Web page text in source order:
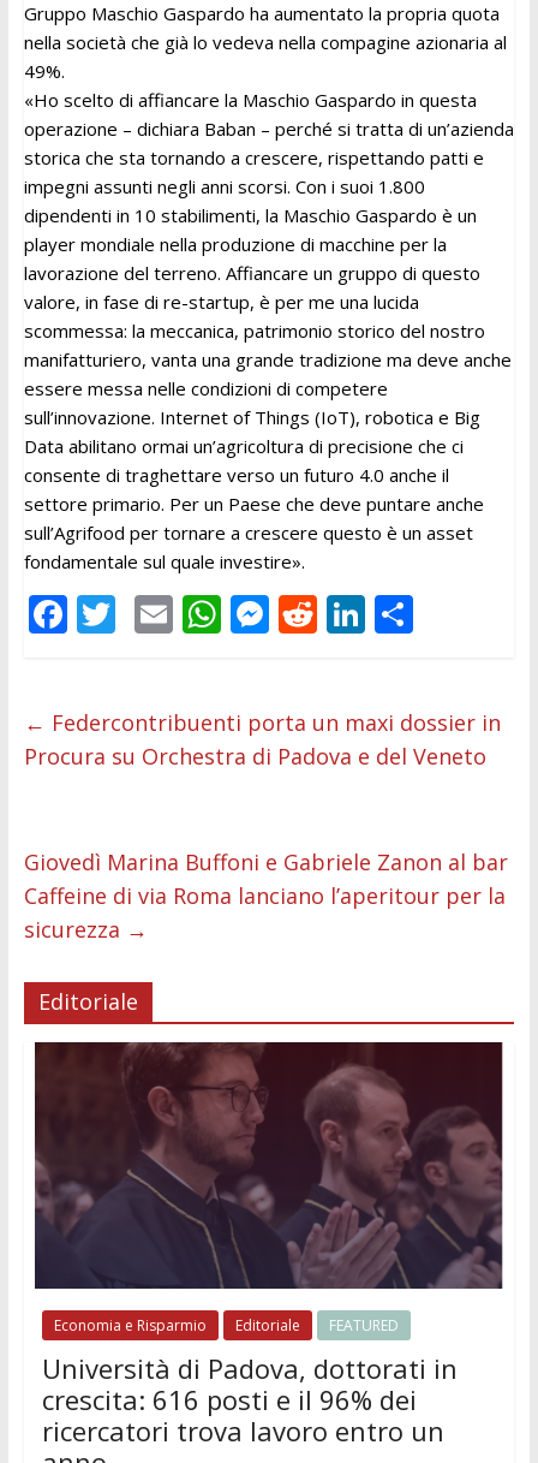
Gruppo Maschio Gaspardo ha aumentato la propria quota
nella società che già lo vedeva nella compagine azionaria al
49%.
«Ho scelto di affiancare la Maschio Gaspardo in questa
operazione – dichiara Baban – perché si tratta di un’azienda
storica che sta tornando a crescere, rispettando patti e
impegni assunti negli anni scorsi. Con i suoi 1.800
dipendenti in 10 stabilimenti, la Maschio Gaspardo è un
player mondiale nella produzione di macchine per la
lavorazione del terreno. Affiancare un gruppo di questo
valore, in fase di re-startup, è per me una lucida
scommessa: la meccanica, patrimonio storico del nostro
manifatturiero, vanta una grande tradizione ma deve anche
essere messa nelle condizioni di competere
sull’innovazione. Internet of Things (IoT), robotica e Big
Data abilitano ormai un’agricoltura di precisione che ci
consente di traghettare verso un futuro 4.0 anche il
settore primario. Per un Paese che deve puntare anche
sull’Agrifood per tornare a crescere questo è un asset
fondamentale sul quale investire».
F
b
o
k
T
er
E
l
W
s
A
p
M
e
n
er
R
di
t
Li
e
dI
C
di
vi
← Federcontribuenti porta un maxi dossier in
Procura su Orchestra di Padova e del Veneto
Giovedì Marina Buffoni e Gabriele Zanon al bar
Caffeine di via Roma lanciano l’aperitour per la
sicurezza →
Editoriale
Economia e Risparmio Editoriale FEATURED
Università di Padova, dottorati in
crescita: 616 posti e il 96% dei
ricercatori trova lavoro entro un